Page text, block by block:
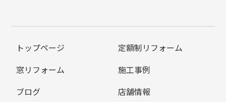
トップページ
定額制リフォーム
窓リフォーム
施工事例
ブログ
店舗情報